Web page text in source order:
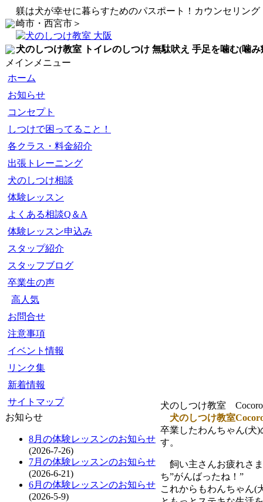
躾は犬が幸せに暮らすためのパスポート！カウンセリン
崎市・西宮市＞
犬のしつけ教室 トイレのしつけ 無駄吠え 手足を噛む(噛
メインメニュー
ホーム
お知らせ
コンセプト
しつけで困ってること！
各クラス・料金紹介
出張トレーニング
犬のしつけ相談
体験レッスン
よくある相談Q＆A
体験レッスン申込み
スタップ紹介
スタッフブログ
卒業生の声
高人気
お問合せ
注意事項
イベント情報
リンク集
新着情報
サイトマップ
お知らせ
8月の体験レッスンのお知らせ
(2026-7-26)
7月の体験レッスンのお知らせ
(2026-6-21)
6月の体験レッスンのお知らせ
(2026-5-9)
犬のしつけ教室
犬のしつけ教室
卒業したわんちゃん(犬
す。
飼い主さんお疲れさ
ち”がんばったね！”
これからもわんちゃん(